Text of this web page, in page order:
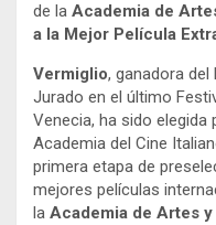
de la Academia de
a la Mejor Película
Vermiglio, ganadora del
Jurado en el último
Venecia, ha sido
Academia del Cine
primera etapa de
mejores películas
la Academia de Artes